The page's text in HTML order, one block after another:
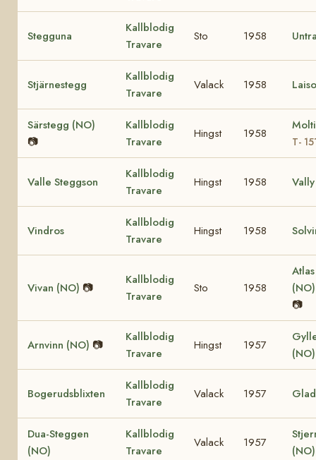
Stegguna
Kallblodig
Travare
Sto 1958
Stjärnestegg
Kallblodig
Travare
Valack 1958
Särstegg (NO)
📷
Kallblodig
Travare
Hingst 1958
T-
Valle Steggson
Kallblodig
Travare
Hingst 1958 Vally
Vindros
Kallblodig
Travare
Hingst 1958
Vivan (NO) 📷
Kallblodig
Travare
Sto 1958
📷
Arnvinn (NO) 📷
Kallblodig
Travare
Hingst 1957
Bogerudsblixten
Kallblodig
Travare
Valack 1957
Dua-Steggen
(NO)
Kallblodig
Travare
Valack 1957